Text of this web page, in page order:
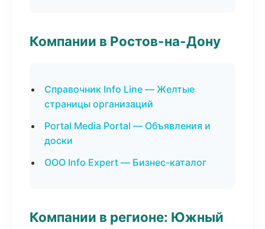
Компании в Ростов-на-Дону
Справочник Info Line — Желтые
страницы организаций
Portal Media Portal — Объявления и
доски
ООО Info Expert — Бизнес-каталог
Компании в регионе: Южный